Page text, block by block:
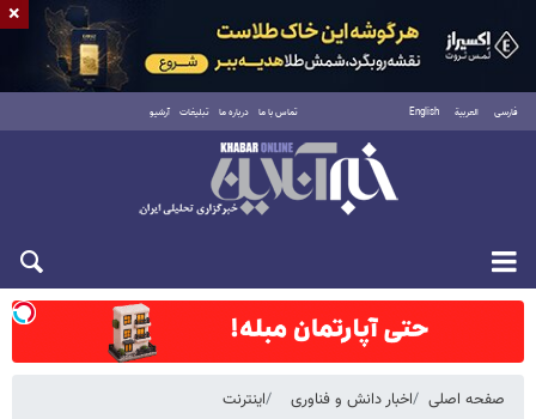
فارسی العربية English تماس با ما درباره ما تبلیغات آرشیو
شنبه ۱۷ مرداد ۱۴۰۵
صفحه اصلی اخبار دانش و فناوری اینترنت
×